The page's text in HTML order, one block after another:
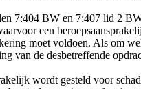
7:404 BW en 7:407 lid 2
een
moet voldoen. Als om
van de desbetreffende
wordt gesteld voor